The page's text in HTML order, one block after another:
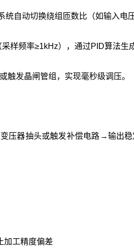
自动切换绕组匝数比（如输入电
样频率≥1kHz），通过PID算法生
触发晶闸管组，实现毫秒级调压‌。
压器抽头或触发补偿电路→输出
加工精度偏差‌